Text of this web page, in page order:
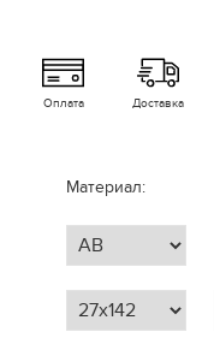
Оплата Доставка
Материал: